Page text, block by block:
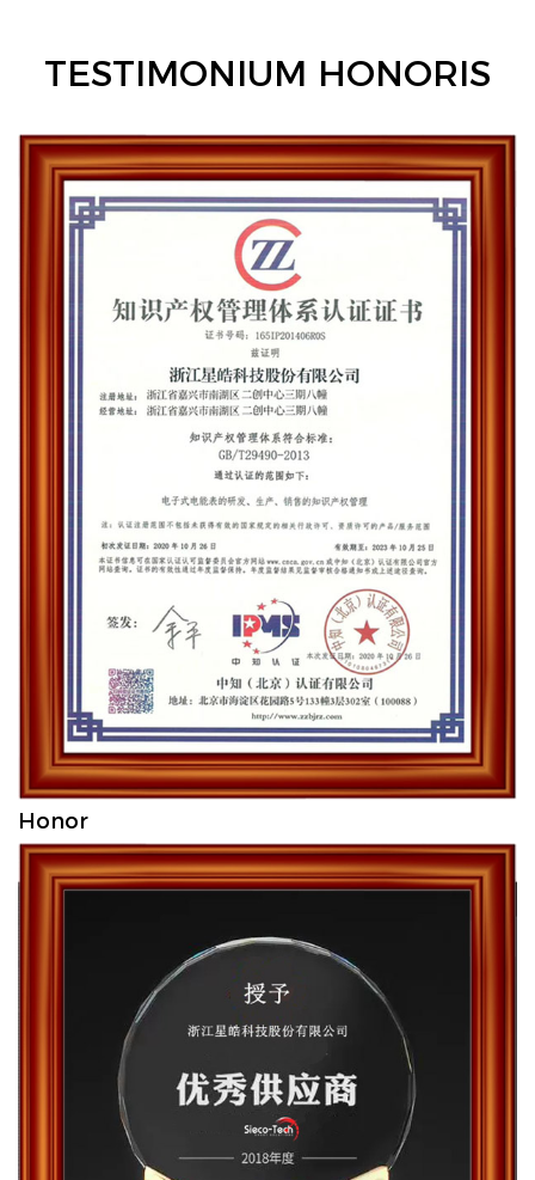
TESTIMONIUM HONORIS
Honor